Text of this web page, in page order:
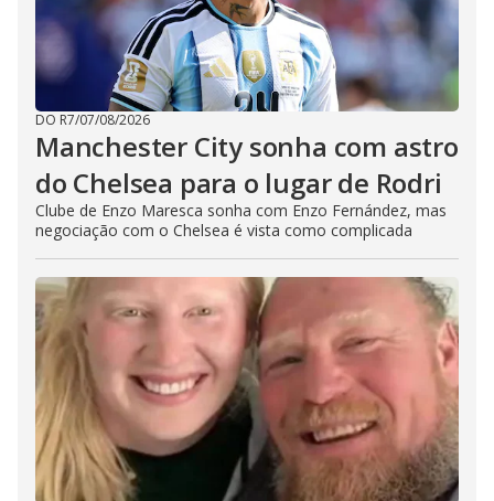
DO R7/07/08/2026
Manchester City sonha com astro
do Chelsea para o lugar de Rodri
Clube de Enzo Maresca sonha com Enzo Fernández, mas
negociação com o Chelsea é vista como complicada